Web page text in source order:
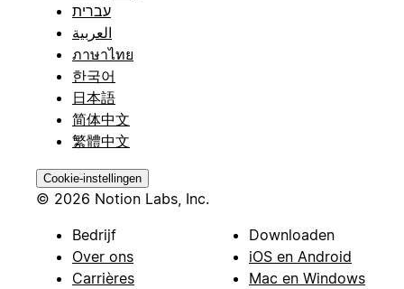
עברית
العربية
ภาษาไทย
한국어
日本語
简体中文
繁體中文
Cookie-instellingen
© 2026 Notion Labs, Inc.
Bedrijf
Over ons
Carrières
Downloaden
iOS en Android
Mac en Windows